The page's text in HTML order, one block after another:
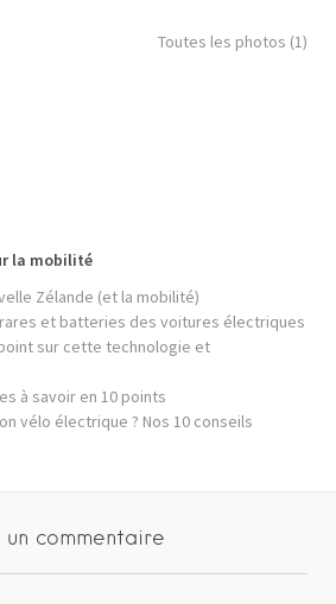
Toutes les photos (1)
la mobilité
Zélande (et la mobilité)
et batteries des voitures électriques
sur cette technologie et
à savoir en 10 points
vélo électrique ? Nos 10 conseils
commentaire